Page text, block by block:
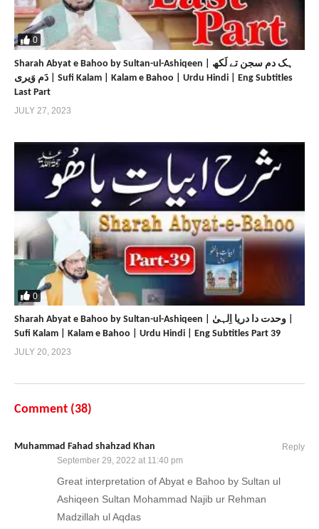
0
Sharah Abyat e Bahoo by Sultan-ul-Ashiqeen | ہک دم سجن تے لَکھ
دَم وَیری | Sufi Kalam | Kalam e Bahoo | Urdu Hindi | Eng Subtitles
Last Part
JULY 27, 2023
0
Sharah Abyat e Bahoo by Sultan-ul-Ashiqeen | وحدت دا دریا اِلہیٰ |
Sufi Kalam | Kalam e Bahoo | Urdu Hindi | Eng Subtitles Part 39
JULY 20, 2023
Comment (38)
Muhammad Fahad shahzad Khan
September 29, 2022 at 11:40 pm
Great interpretation of Abyat e Bahoo by Sultan ul
Ashiqeen Sultan Mohammad Najib ur Rehman
Madzillah ul Aqdas
Reply